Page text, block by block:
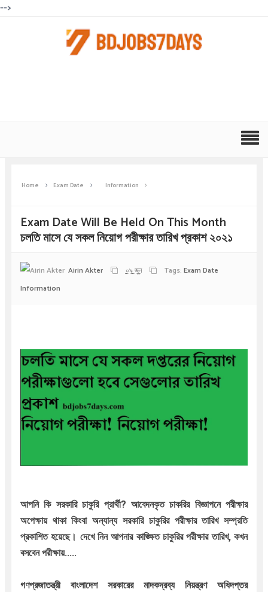
-->
Home Exam Date Information
Exam Date Will Be Held On This Month
চলতি মাসে যে সকল নিয়োগ পরীক্ষার তারিখ প্রকাশ ২০২১
Airin Akter ০৯ জুন Tags: Exam Date
Information
আপনি কি সরকারি চাকুরি প্রার্থী? আবেদনকৃত চাকরির বিজ্ঞাপনে পরীক্ষার
অপেক্ষায় থাকা কিংবা অন্যান্য সরকারি চাকুরির পরীক্ষার তারিখ সম্প্রতি
প্রকাশিত হয়েছে। দেখে নিন আপনার কাঙ্ক্ষিত চাকুরির পরীক্ষার তারিখ, কখন
বসবেন পরীক্ষায়.....
গণপ্রজাতন্ত্রী বাংলাদেশ সরকারের মাদকদ্রব্য নিয়ন্ত্রণ অধিদপ্তর